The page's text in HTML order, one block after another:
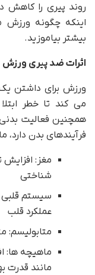
روند پیری را کاهش
اینکه چگونه
بیشتر بیاموزید.
اثرات ضد پیری ورزش
ورزش برای داشتن
می کند تا خطر
همچنین فعالیت
فرآیندهای بدن دارد،
مغز:
شناختی
سیستم قلبی
عملکرد قلب
متابولیسم:
ماهیچه ها:
مانند قدرت